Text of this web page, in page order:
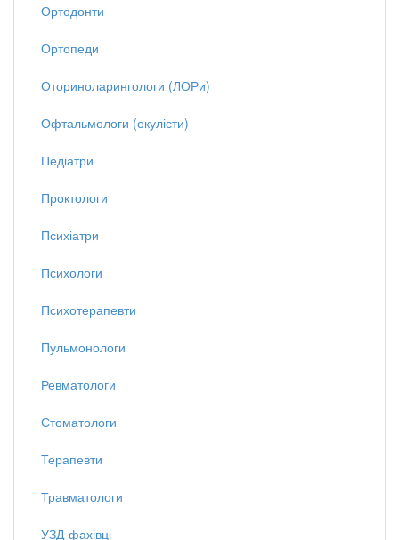
Ортодонти
Ортопеди
Оториноларингологи (ЛОРи)
Офтальмологи (окулісти)
Педіатри
Проктологи
Психіатри
Психологи
Психотерапевти
Пульмонологи
Ревматологи
Стоматологи
Терапевти
Травматологи
УЗД-фахівці